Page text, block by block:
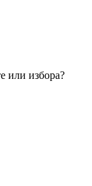
или избора?